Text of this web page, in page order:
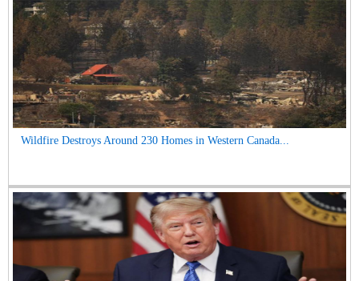
Wildfire Destroys Around 230 Homes in Western Canada...